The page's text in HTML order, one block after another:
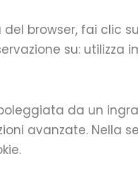
browser, fai clic
su: utilizza
da un
avanzate. Nella